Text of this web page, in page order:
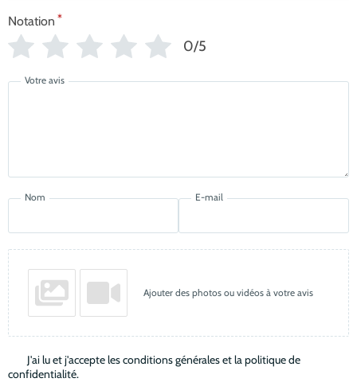
Notation *
0/5
Votre avis
Nom E-mail
Ajouter des photos ou vidéos à votre avis
J'ai lu et j'accepte les conditions générales et la politique de
confidentialité.